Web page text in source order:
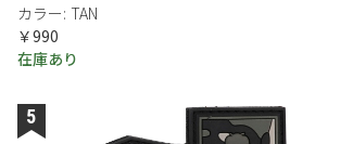
カラー: TAN
￥990
在庫あり